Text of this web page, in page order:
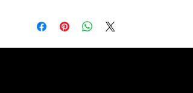
Endpreis inkl. 19% MwSt.
zzgl. Versandkosten innerhalb